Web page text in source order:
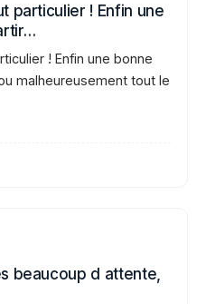
particulier ! Enfin une
! Enfin une bonne
malheureusement tout le
beaucoup d attente,